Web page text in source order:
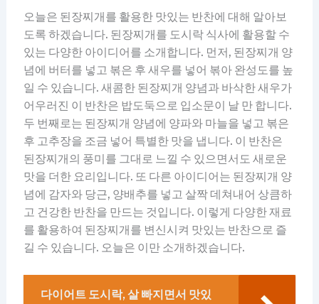
오늘은 된장찌개를 활용한 맛있는 반찬에 대해 알아보
도록 하겠습니다. 된장찌개를 도시락 식사에 활용할 수
있는 다양한 아이디어를 소개합니다. 먼저, 된장찌개 양
념에 버터를 넣고 볶은 후 새우를 넣어 볶아 완성도를 높
일 수 있습니다. 새콤한 된장찌개 양념과 바삭한 새우가
어우러진 이 반찬은 밥도둑으로 입소문이 날 만 합니다.
두 번째로는 된장찌개 양념에 양파와 마늘을 넣고 볶은
후 고추장을 조금 넣어 특별한 맛을 냅니다. 이 반찬은
된장찌개의 풍미를 그대로 느낄 수 있으면서도 새로운
맛을 더한 요리입니다. 또 다른 아이디어는 된장찌개 양
념에 감자와 당근, 양배추를 넣고 살짝 데쳐내어 상큼하
고 건강한 반찬을 만드는 것입니다. 이렇게 다양한 재료
를 활용하여 된장찌개를 변신시켜 맛있는 반찬으로 즐
길 수 있습니다. 오늘은 이만 소개하겠습니다.
다이어트 도시락, 살 빠지면서 맛있